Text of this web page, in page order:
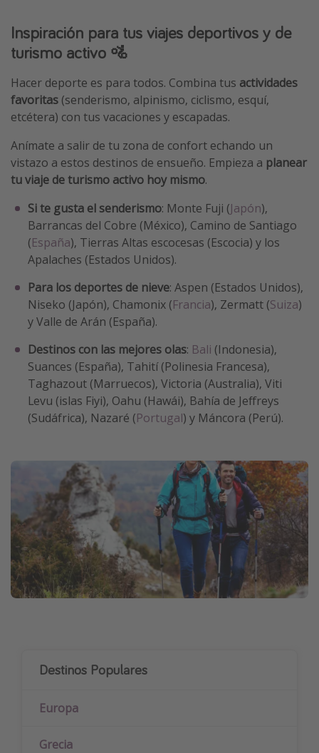
Inspiración para tus viajes deportivos y de
turismo activo 🚵
Hacer deporte es para todos. Combina tus actividades
favoritas (senderismo, alpinismo, ciclismo, esquí,
etcétera) con tus vacaciones y escapadas.
Anímate a salir de tu zona de confort echando un
vistazo a estos destinos de ensueño. Empieza a planear
tu viaje de turismo activo hoy mismo.
Si te gusta el senderismo: Monte Fuji (Japón),
Barrancas del Cobre (México), Camino de Santiago
(España), Tierras Altas escocesas (Escocia) y los
Apalaches (Estados Unidos).
Para los deportes de nieve: Aspen (Estados Unidos),
Niseko (Japón), Chamonix (Francia), Zermatt (Suiza)
y Valle de Arán (España).
Destinos con las mejores olas: Bali (Indonesia),
Suances (España), Tahití (Polinesia Francesa),
Taghazout (Marruecos), Victoria (Australia), Viti
Levu (islas Fiyi), Oahu (Hawái), Bahía de Jeffreys
(Sudáfrica), Nazaré (Portugal) y Máncora (Perú).
Destinos Populares
Europa
Grecia